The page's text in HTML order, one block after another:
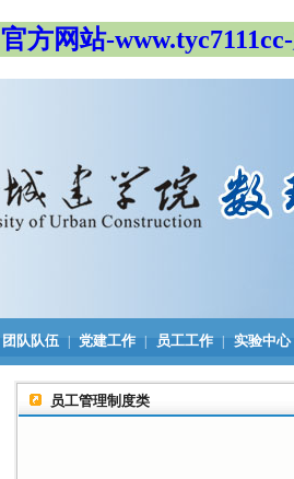
官方网站-
团队队伍 | 党建工作 | 员工工作 | 实验中心
员工管理制度类